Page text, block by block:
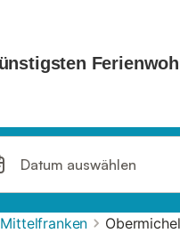
Datum auswählen
Mittelfranken